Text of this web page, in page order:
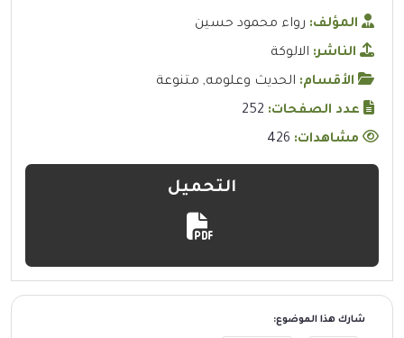
المؤلف: رواء محمود حسين
الناشر: الالوكة
الأقسام: الحديث وعلومه, متنوعة
عدد الصفحات: 252
مشاهدات:
التحميل
شارك هذا الموضوع: